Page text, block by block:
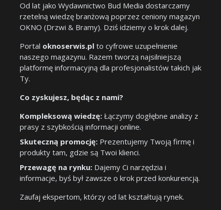
Od lat jako Wydawnictwo Bud Media dostarczamy
rzetelną wiedzę branżową poprzez ceniony magazyn
OKNO (Drzwi & Bramy). Dziś idziemy o krok dalej.
Portal oknoserwis.pl to cyfrowe uzupełnienie
naszego magazynu. Razem tworzą najsilniejszą
platformę informacyjną dla profesjonalistów takich jak
Ty.
Co zyskujesz, będąc z nami?
Kompleksową wiedzę: Łączymy dogłębne analizy z
prasy z szybkością informacji online.
Skuteczną promocję: Prezentujemy Twoją firmę i
produkty tam, gdzie są Twoi klienci.
Przewagę na rynku: Dajemy Ci narzędzia i
informacje, byś był zawsze o krok przed konkurencją.
Zaufaj ekspertom, którzy od lat kształtują rynek.